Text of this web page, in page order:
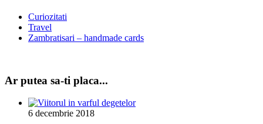
Curiozitati
Travel
Zambratisari – handmade cards
Ar putea sa-ti placa...
6 decembrie 2018